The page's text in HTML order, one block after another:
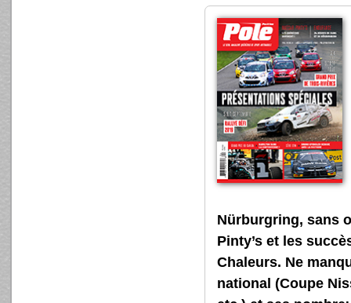
Nürburgring, sans
Pinty’s et les
Chaleurs. Ne
national (Coupe